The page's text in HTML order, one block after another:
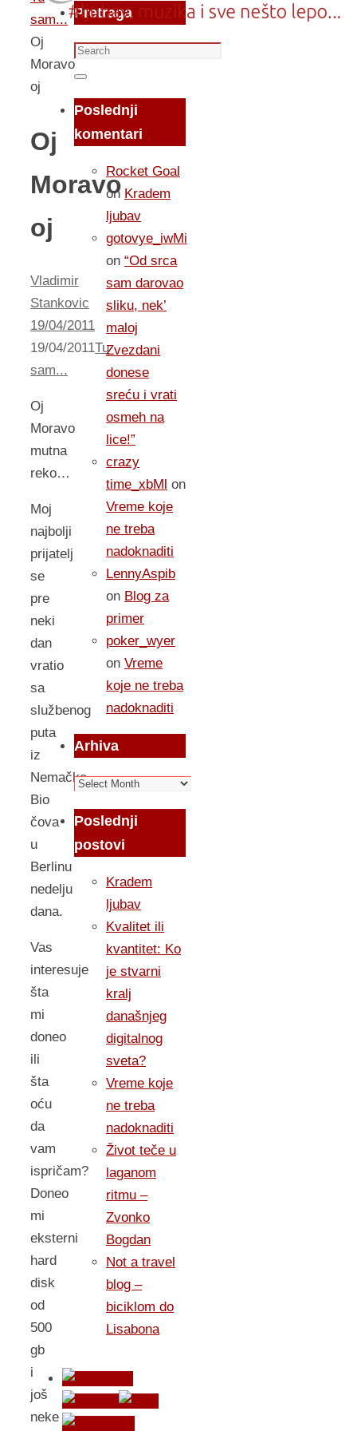
sam...
Oj
Moravo
oj
Oj
Moravo
oj
Vladimir
Stankovic
19/04/2011
19/04/2011Tu
sam...
Oj
Moravo
mutna
reko…
Moj
najbolji
prijatelj
se
pre
neki
dan
vratio
sa
službenog
puta
iz
Nemačke.
Bio
čova
u
Berlinu
nedelju
dana.
Vas
interesuje
šta
mi
doneo
ili
šta
oću
da
vam
ispričam?
Doneo
mi
eksterni
hard
disk
od
500
gb
i
još
neke
Pretraga
Search
for:
Search
Poslednji
komentari
Rocket Goal
on Kradem
ljubav
gotovye_iwMi
on “Od srca
sam darovao
sliku, nek’
maloj
Zvezdani
donese
sreću i vrati
osmeh na
lice!”
crazy
time_xbMl on
Vreme koje
ne treba
nadoknaditi
LennyAspib
on Blog za
primer
poker_wyer
on Vreme
koje ne treba
nadoknaditi
Arhiva
Arhiva
Poslednji
postovi
Kradem
ljubav
Kvalitet ili
kvantitet: Ko
je stvarni
kralj
današnjeg
digitalnog
sveta?
Vreme koje
ne treba
nadoknaditi
Život teče u
laganom
ritmu –
Zvonko
Bogdan
Not a travel
blog –
biciklom do
Lisabona